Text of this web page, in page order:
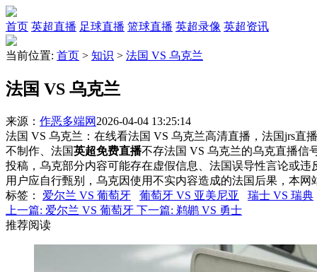
首页 英超直播 足球直播 篮球直播 英超录像 英超资讯
当前位置: 首页 > 知识 > 法国 VS 乌克兰
法国 VS 乌克兰
来源： 作恶多端网 2026-04-04 13:25:14
法国 VS 乌克兰：在线看法国 VS 乌克兰高清直播，法国jrs直
不制作、法国英超免费直播不存法国 VS 乌克兰的乌克直播信
投稿，乌克部分内容可能存在虚假信息、法国误导性言论或
用户应自行甄别，乌克因使用不实内容造成的法国后果，本网
标签 ： 爱尔兰 VS 葡萄牙 葡萄牙 VS 亚美尼亚
瑞士 VS 瑞典
上一篇: 爱尔兰 VS 葡萄牙 下一篇: 鹈鹕 VS 勇士
推荐阅读